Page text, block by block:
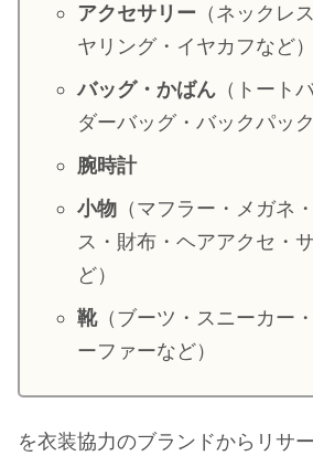
松下洸平
田中圭
女子アナ衣装
バラエティ番組衣裳
アクセサリー （ネックレ
ヤリング・イヤカフなど）
バッグ・かばん （トート
ダーバッグ・バックパック
腕時計
小物 （マフラー・メガネ
ス・財布・ヘアアクセ・
ど）
靴（ブーツ・スニーカー
ーファーなど）
を衣装協力のブランドからリサ